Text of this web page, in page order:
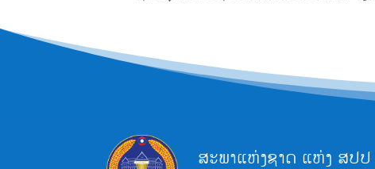
ສະພາແຫ່ງຊາດ ແຫ່ງ ສປ